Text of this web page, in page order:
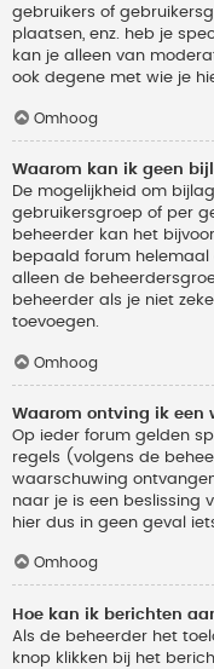
gebruikers of
plaatsen, enz. heb je
kan je alleen van
ook degene met wie je
Omhoog
Waarom kan ik geen
De mogelijkheid om
gebruikersgroep of per
beheerder kan het
bepaald forum
alleen de
beheerder als je niet
toevoegen.
Omhoog
Waarom ontving ik een
Op ieder forum gelden
regels (volgens de
waarschuwing
naar je is een beslissing
hier dus in geen geval
Omhoog
Hoe kan ik berichten
Als de beheerder het
knop klikken bij het